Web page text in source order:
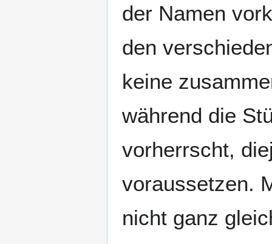
der Namen
den
keine
während die
vorherrscht,
voraussetzen.
nicht ganz